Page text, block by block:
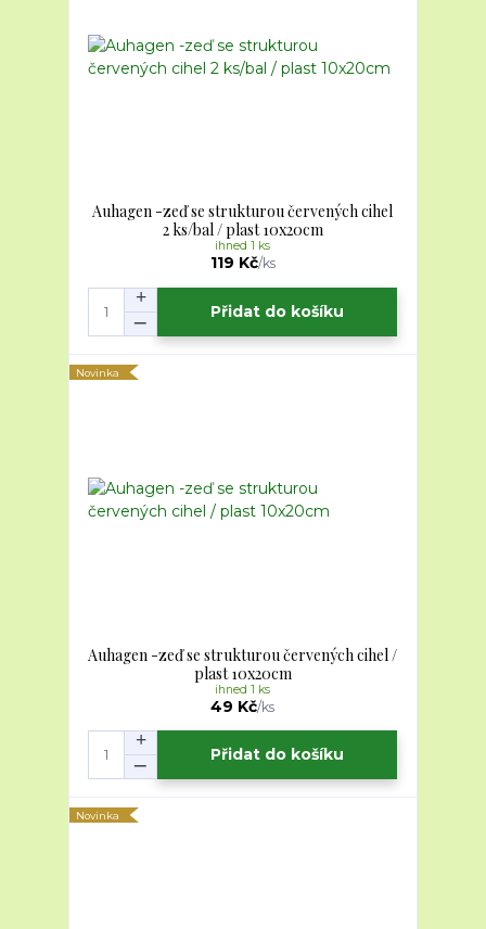
Auhagen -zeď se strukturou červených cihel
2 ks/bal / plast 10x20cm
119 Kč/ks
ihned 1 ks
Přidat do košíku
Novinka
Auhagen -zeď se strukturou červených cihel /
plast 10x20cm
49 Kč/ks
ihned 1 ks
Přidat do košíku
Novinka